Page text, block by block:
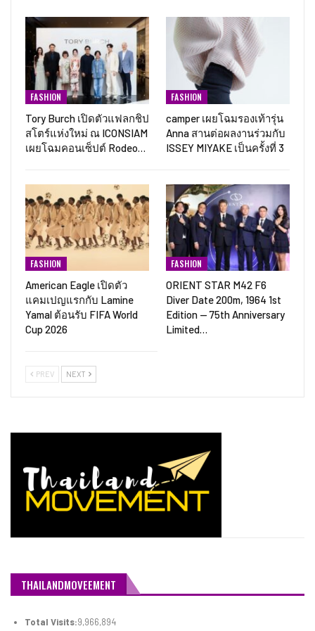
FASHION
Tory Burch เปิดตัวแฟลกชิป
สโตร์แห่งใหม่ ณ ICONSIAM
เผยโฉมคอนเซ็ปต์ Rodeo…
FASHION
camper เผยโฉมรองเท้ารุ่น
Anna สานต่อผลงานร่วมกับ
ISSEY MIYAKE เป็นครั้งที่ 3
FASHION
American Eagle เปิดตัว
แคมเปญแรกกับ Lamine
Yamal ต้อนรับ FIFA World
Cup 2026
FASHION
ORIENT STAR M42 F6
Diver Date 200m, 1964 1st
Edition — 75th Anniversary
Limited…
PREV NEXT
THAILANDMOVEEMENT
Total Visits:9,966,894